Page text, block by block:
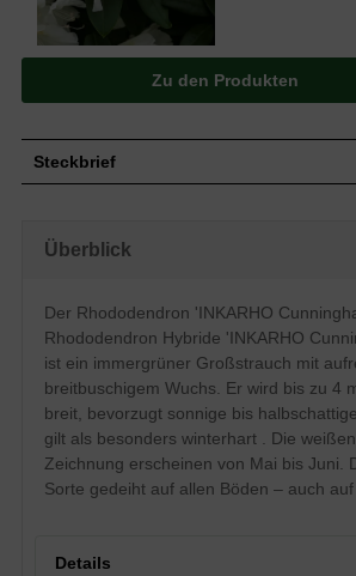
Zu den Produkten
Steckbrief
Wuchs
Blatt
Immergrün, oval, am
leicht nach oben
dunkelgrün, 8 bis 15 cm
Frucht
Kapselfrucht
Blüte
Anfangs rosa, dann
gelber bis gelbbrauner
gekräuselter Rand, bis
Blütezeit
Mai bis Juni
Boden
Überblick
Der Rhododendron 'INKARHO
Rhododendron Hybride 'INKARHO
ist ein immergrüner Großstrauch mit
breitbuschigem Wuchs. Er wird bis zu 4
breit, bevorzugt sonnige bis
gilt als besonders winterhart . Die
Zeichnung erscheinen von Mai bis Juni.
Sorte gedeiht auf allen Böden – auch auf
Details